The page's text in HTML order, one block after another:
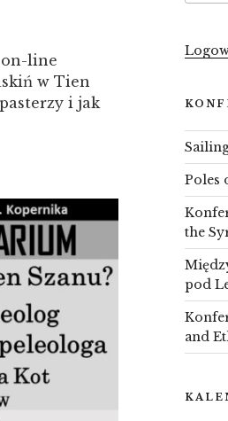
on-line
w Tien
i jak
Poles
the
pod
and